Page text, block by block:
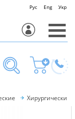
Рус Eng Укр